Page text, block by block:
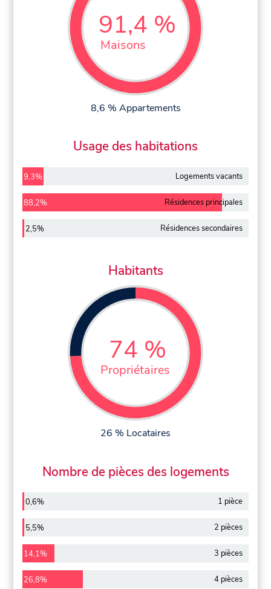
91,4 %
Maisons
8,6 % Appartements
Usage des habitations
9,3% Logements vacants
88,2% Résidences principales
2,5% Résidences secondaires
Habitants
74 %
Propriétaires
26 % Locataires
Nombre de pièces des logements
0,6% 1 pièce
5,5% 2 pièces
14,1% 3 pièces
26,8% 4 pièces